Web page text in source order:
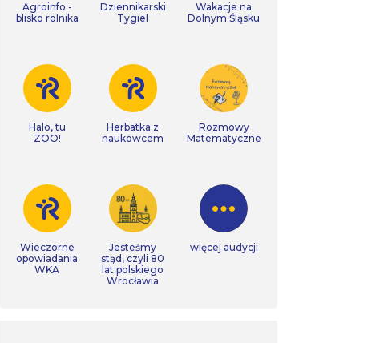
Agroinfo -
blisko rolnika
Dziennikarski
Tygiel
Wakacje na
Dolnym Śląsku
Halo, tu
ZOO!
Herbatka z
naukowcem
Rozmowy
Matematyczne
Wieczorne
opowiadania
WKA
Jesteśmy
stąd, czyli 80
lat polskiego
Wrocławia
więcej audycji